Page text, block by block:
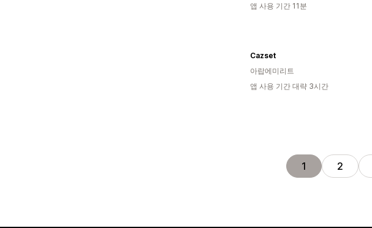
앱 사용 기간 11분
Cazset
아랍에미리트
앱 사용 기간 대략 3시간
1 2